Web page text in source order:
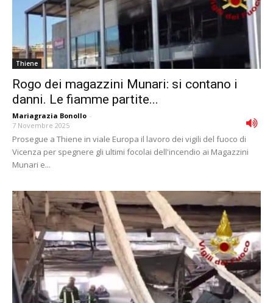
Thiene
Rogo dei magazzini Munari: si contano i
danni. Le fiamme partite...
Mariagrazia Bonollo -
7 Novembre 2025
Prosegue a Thiene in viale Europa il lavoro dei vigili del fuoco di
Vicenza per spegnere gli ultimi focolai dell'incendio ai Magazzini
Munari e...